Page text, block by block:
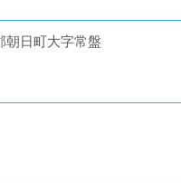
朝日町大字常盤